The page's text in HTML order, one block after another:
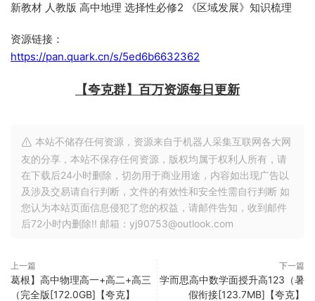
新教材 人教版 高中地理 选择性必修2 《区域发展》知识梳理
资源链接：
https://pan.quark.cn/s/5ed6b6632362
【夸克群】百万资源每日更新
本站不储存任何资源，资源来自于机器人采集互联网各大网
友的分享，本站不保存任何资源，版权均属于权利人所有，请
在下载后24小时删除，切勿用于商业用途，内容如出现广告以
及涉及交易请自行判断，文件的有效性和安全性需自行判断 如
您认为本站页面信息侵犯了您的权益，请邮件告知，收到邮件
后72小时内删除!! 邮箱：yj90753@outlook.com
上一篇
葛根】高中物理高一+高二+高三
（完全版[172.0GB]【夸克】
下一篇
学而思高中数学面授升高123（暑
假衔接[123.7MB]【夸克】